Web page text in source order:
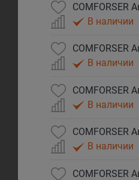
COMFORSER
В наличии
COMFORSER
В наличии
COMFORSER
В наличии
COMFORSER
В наличии
COMFORSER